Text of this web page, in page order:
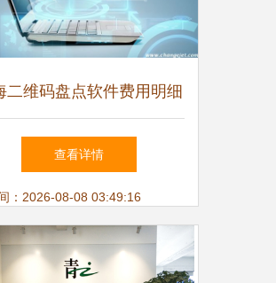
二维码盘点软件费用明细
与技术服务全解析
查看详情
：2026-08-08 03:49:16